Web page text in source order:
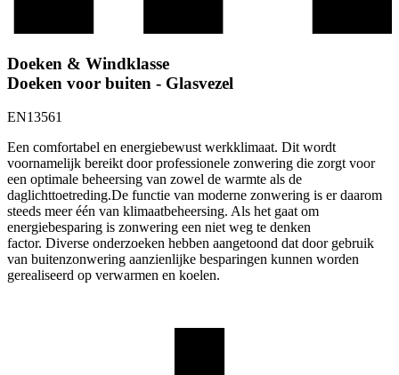
Doeken & Windklasse
Doeken voor buiten - Glasvezel
EN13561
Een comfortabel en energiebewust werkklimaat. Dit wordt
voornamelijk bereikt door professionele zonwering die zorgt voor
een optimale beheersing van zowel de warmte als de
daglichttoetreding.De functie van moderne zonwering is er daarom
steeds meer één van klimaatbeheersing. Als het gaat om
energiebesparing is zonwering een niet weg te denken
factor. Diverse onderzoeken hebben aangetoond dat door gebruik
van buitenzonwering aanzienlijke besparingen kunnen worden
gerealiseerd op verwarmen en koelen.